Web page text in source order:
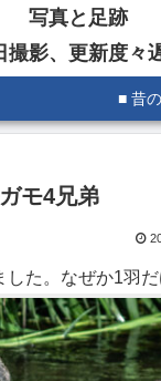
写真と足跡
撮影、更新度々
■ 昔
モ4兄弟
した。なぜか1羽